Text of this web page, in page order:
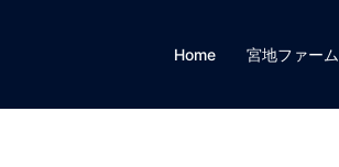
Home 宮地ファーム